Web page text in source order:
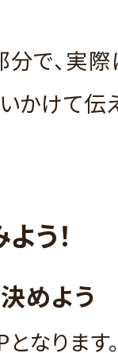
で、実
かけて伝
う！
めよう
なります